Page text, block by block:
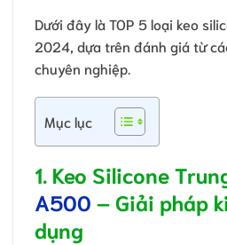
Dưới đây là TOP 5 loại keo
2024, dựa trên đánh giá từ
chuyên nghiệp.
Mục lục
1. Keo Silicone
A500 – Giải pháp
dụng